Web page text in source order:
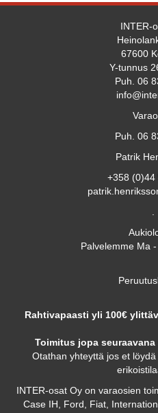
INTER-
67600
Y-tunnus
Puh. 06
Puh. 06
Patrik
+358 (0)44
Palvelemme Ma
Rahtivapaasti yli 100€
Toimitus jopa
Otathan yhteyttä jos et
INTER-osat Oy on varaosien
Case IH, Ford, Fiat,